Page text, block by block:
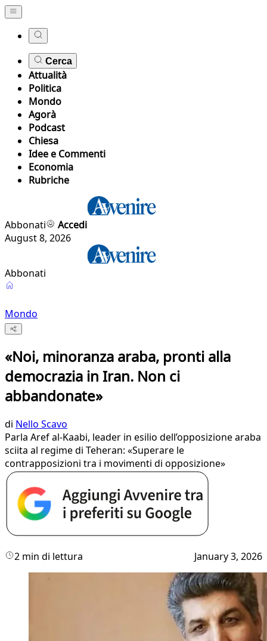
Cerca
Attualità
Politica
Mondo
Agorà
Podcast
Chiesa
Idee e Commenti
Economia
Rubriche
Abbonati
Accedi
August 8, 2026
Abbonati
Mondo
«Noi, minoranza araba, pronti alla
democrazia in Iran. Non ci
abbandonate»
di Nello Scavo
Parla Aref al-Kaabi, leader in esilio dell’opposizione araba
sciita al regime di Teheran: «Superare le
contrapposizioni tra i movimenti di opposizione»
2 min di lettura January 3, 2026